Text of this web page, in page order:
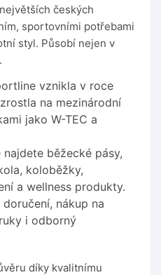
českých
sportovními potřebami
styl. Působí nejen v
vznikla v roce
na mezinárodní
jako W-TEC a
najdete běžecké pásy,
koloběžky,
a wellness produkty.
nákup na
i odborný
díky kvalitnímu